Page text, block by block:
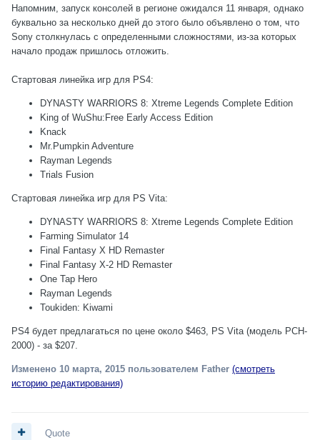
Напомним, запуск консолей в регионе ожидался 11 января, однако
буквально за несколько дней до этого было объявлено о том, что
Sony столкнулась с определенными сложностями, из-за которых
начало продаж пришлось отложить.
Стартовая линейка игр для PS4:
DYNASTY WARRIORS 8: Xtreme Legends Complete Edition
King of WuShu:Free Early Access Edition
Knack
Mr.Pumpkin Adventure
Rayman Legends
Trials Fusion
Стартовая линейка игр для PS Vita:
DYNASTY WARRIORS 8: Xtreme Legends Complete Edition
Farming Simulator 14
Final Fantasy X HD Remaster
Final Fantasy X-2 HD Remaster
One Tap Hero
Rayman Legends
Toukiden: Kiwami
PS4 будет предлагаться по цене около $463, PS Vita (модель PCH-
2000) - за $207.
Изменено 10 марта, 2015 пользователем Father (смотреть
историю редактирования)
Quote